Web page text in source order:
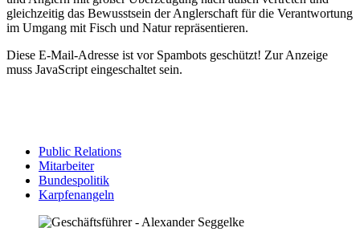
gleichzeitig das Bewusstsein der Anglerschaft für die Verantwortung
im Umgang mit Fisch und Natur repräsentieren.
Diese E-Mail-Adresse ist vor Spambots geschützt! Zur Anzeige
muss JavaScript eingeschaltet sein.
Public Relations
Mitarbeiter
Bundespolitik
Karpfenangeln